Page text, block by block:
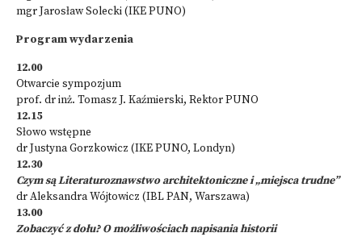
mgr Jarosław Solecki (IKE PUNO)
Program wydarzenia
12.00
Otwarcie sympozjum
prof. dr inż. Tomasz J. Kaźmierski, Rektor PUNO
12.15
Słowo wstępne
dr Justyna Gorzkowicz (IKE PUNO, Londyn)
12.30
Czym są Literaturoznawstwo architektoniczne i „miejsca trudne”
dr Aleksandra Wójtowicz (IBL PAN, Warszawa)
13.00
Zobaczyć z dołu? O możliwościach napisania historii